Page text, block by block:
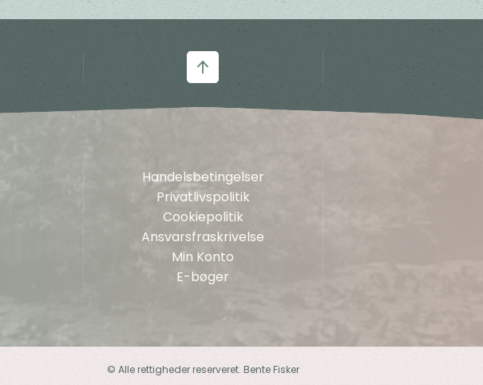
Handelsbetingelser
Privatlivspolitik
Cookiepolitik
Ansvarsfraskrivelse
Min Konto
E-bøger
© Alle rettigheder reserveret. Bente Fisker